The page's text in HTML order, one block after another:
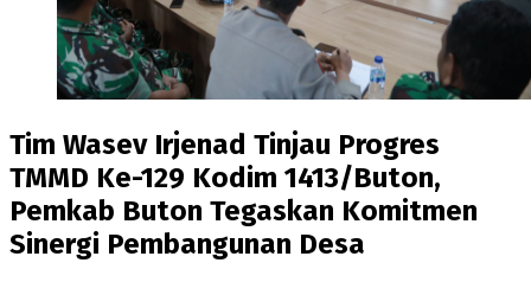
Tim Wasev Irjenad Tinjau Progres
TMMD Ke-129 Kodim 1413/Buton,
Pemkab Buton Tegaskan Komitmen
Sinergi Pembangunan Desa